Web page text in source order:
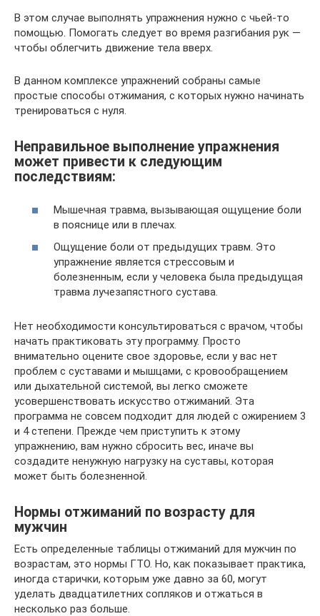
В этом случае выполнять упражнения нужно с чьей-то
помощью. Помогать следует во время разгибания рук —
чтобы облегчить движение тела вверх.
В данном комплексе упражнений собраны самые
простые способы отжимания, с которых нужно начинать
тренироваться с нуля.
Неправильное выполнение упражнения
может привести к следующим
последствиям:
Мышечная травма, вызывающая ощущение боли
в пояснице или в плечах.
Ощущение боли от предыдущих травм. Это
упражнение является стрессовым и
болезненным, если у человека была предыдущая
травма лучезапястного сустава.
Нет необходимости консультироваться с врачом, чтобы
начать практиковать эту программу. Просто
внимательно оцените свое здоровье, если у вас нет
проблем с суставами и мышцами, с кровообращением
или дыхательной системой, вы легко сможете
усовершенствовать искусство отжиманий. Эта
программа не совсем подходит для людей с ожирением 3
и 4 степени. Прежде чем приступить к этому
упражнению, вам нужно сбросить вес, иначе вы
создадите ненужную нагрузку на суставы, которая
может быть болезненной.
Нормы отжиманий по возрасту для
мужчин
Есть определенные таблицы отжиманий для мужчин по
возрастам, это нормы ГТО. Но, как показывает практика,
иногда старички, которым уже давно за 60, могут
уделать двадцатилетних сопляков и отжаться в
несколько раз больше.